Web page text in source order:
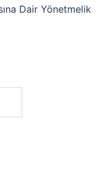
Dair Yönetmelik